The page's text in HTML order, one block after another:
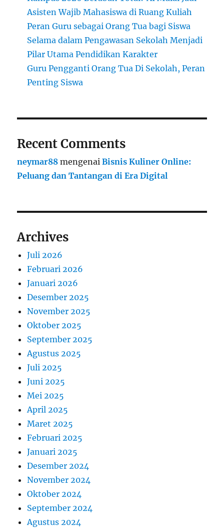
Asisten Wajib Mahasiswa di Ruang Kuliah
Peran Guru sebagai Orang Tua bagi Siswa
Selama dalam Pengawasan Sekolah Menjadi
Pilar Utama Pendidikan Karakter
Guru Pengganti Orang Tua Di Sekolah, Peran
Penting Siswa
Recent Comments
neymar88 mengenaiBisnis Kuliner Online:
Peluang dan Tantangan di Era Digital
Archives
Juli 2026
Februari 2026
Januari 2026
Desember 2025
November 2025
Oktober 2025
September 2025
Agustus 2025
Juli 2025
Juni 2025
Mei 2025
April 2025
Maret 2025
Februari 2025
Januari 2025
Desember 2024
November 2024
Oktober 2024
September 2024
Agustus 2024